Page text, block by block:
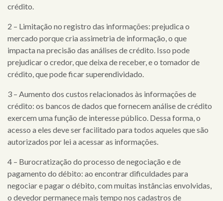
notícias
crédito.
2 – Limitação no registro das informações: prejudica o
mercado porque cria assimetria de informação, o que
impacta na precisão das análises de crédito. Isso pode
prejudicar o credor, que deixa de receber, e o tomador de
crédito, que pode ficar superendividado.
3 – Aumento dos custos relacionados às informações de
crédito: os bancos de dados que fornecem análise de crédito
exercem uma função de interesse público. Dessa forma, o
acesso a eles deve ser facilitado para todos aqueles que são
autorizados por lei a acessar as informações.
4 – Burocratização do processo de negociação e de
pagamento do débito: ao encontrar dificuldades para
negociar e pagar o débito, com muitas instâncias envolvidas,
o devedor permanece mais tempo nos cadastros de